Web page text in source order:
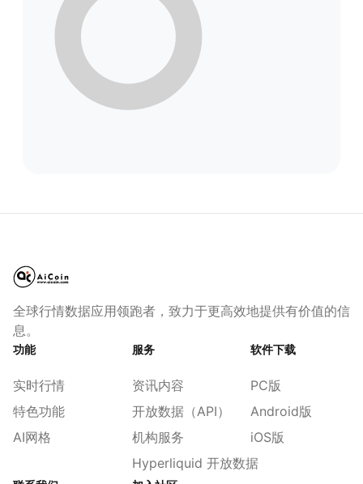
全球行情数据应用领跑者，致力于更高效地提供有价值的信
息。
功能
实时行情
特色功能
AI网格
服务
资讯内容
开放数据（API）
机构服务
Hyperliquid 开放数据
软件下载
PC版
Android版
iOS版